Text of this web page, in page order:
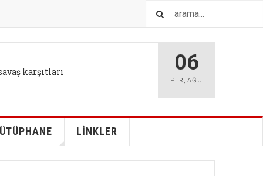
karşıtları 06
PER ,AĞU
LİNKLER